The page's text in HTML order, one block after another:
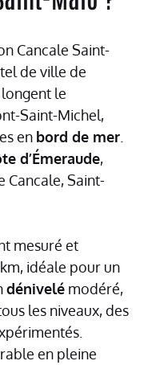
Cancale Saint-
de ville de
longent le
Saint-Michel,
en bord de mer
d’Émeraude,
Cancale, Saint-
mesuré et
idéale pour un
dénivelé modéré,
les niveaux, des
en pleine